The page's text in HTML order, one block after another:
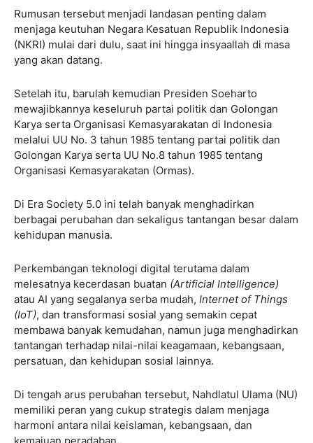
Rumusan tersebut menjadi landasan penting dalam
menjaga keutuhan Negara Kesatuan Republik Indonesia
(NKRI) mulai dari dulu, saat ini hingga insyaallah di masa
yang akan datang.
Setelah itu, barulah kemudian Presiden Soeharto
mewajibkannya keseluruh partai politik dan Golongan
Karya serta Organisasi Kemasyarakatan di Indonesia
melalui UU No. 3 tahun 1985 tentang partai politik dan
Golongan Karya serta UU No.8 tahun 1985 tentang
Organisasi Kemasyarakatan (Ormas).
Di Era Society 5.0 ini telah banyak menghadirkan
berbagai perubahan dan sekaligus tantangan besar dalam
kehidupan manusia.
Perkembangan teknologi digital terutama dalam
melesatnya kecerdasan buatan (Artificial Intelligence)
atau AI yang segalanya serba mudah, Internet of Things
(IoT), dan transformasi sosial yang semakin cepat
membawa banyak kemudahan, namun juga menghadirkan
tantangan terhadap nilai-nilai keagamaan, kebangsaan,
persatuan, dan kehidupan sosial lainnya.
Di tengah arus perubahan tersebut, Nahdlatul Ulama (NU)
memiliki peran yang cukup strategis dalam menjaga
harmoni antara nilai keislaman, kebangsaan, dan